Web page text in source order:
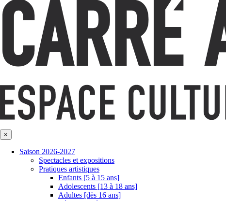
×
Saison 2026-2027
Spectacles et expositions
Pratiques artistiques
Enfants [5 à 15 ans]
Adolescents [13 à 18 ans]
Adultes [dès 16 ans]